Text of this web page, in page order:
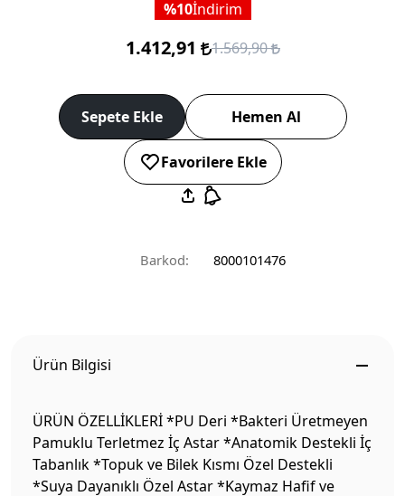
10İndirim
1.412,91 1.569,90
Sepete Ekle Hemen Al
Favorilere Ekle
Barkod: 8000101476
Ürün Bilgisi
ÜRÜN ÖZELLİKLERİ *PU Deri *Bakteri Üretmeyen
Pamuklu Terletmez İç Astar *Anatomik Destekli İç
Tabanlık *Topuk ve Bilek Kısmı Özel Destekli
*Suya Dayanıklı Özel Astar *Kaymaz Hafif ve